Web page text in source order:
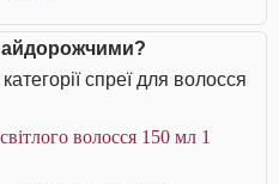
спреї для волосся
волосся 150 мл 1